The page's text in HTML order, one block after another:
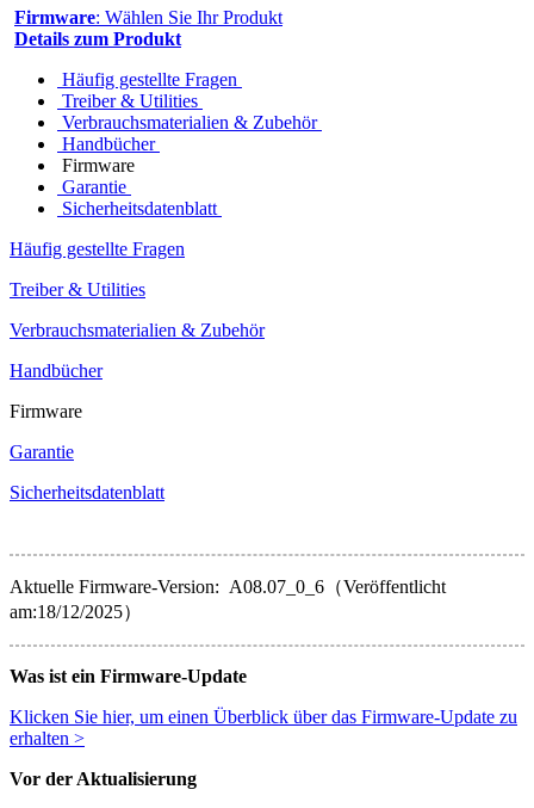
Firmware: Wählen Sie Ihr Produkt
Details zum Produkt
Häufig gestellte Fragen
Treiber & Utilities
Verbrauchsmaterialien & Zubehör
Handbücher
Firmware
Garantie
Sicherheitsdatenblatt
Häufig gestellte Fragen
Treiber & Utilities
Verbrauchsmaterialien & Zubehör
Handbücher
Firmware
Garantie
Sicherheitsdatenblatt
Aktuelle Firmware-Version: A08.07_0_6（Veröffentlicht
am:18/12/2025）
Was ist ein Firmware-Update
Klicken Sie hier, um einen Überblick über das Firmware-Update zu
erhalten >
Vor der Aktualisierung